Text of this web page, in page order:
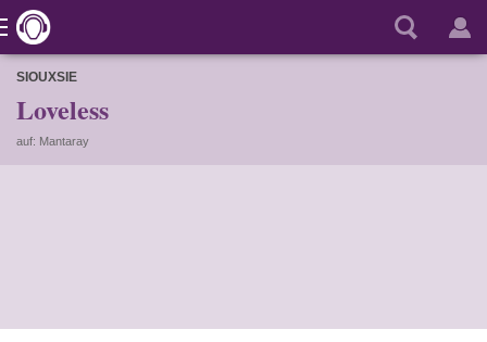
SIOUXSIE
Loveless
auf: Mantaray